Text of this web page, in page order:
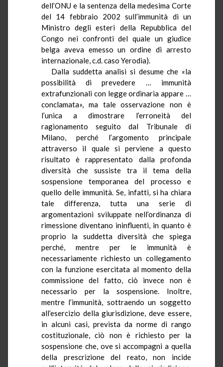
dell’ONU e la sentenza della medesima Corte
del 14 febbraio 2002 sull’immunità di un
Ministro degli esteri della Repubblica del
Congo nei confronti del quale un giudice
belga aveva emesso un ordine di arresto
internazionale, c.d. caso Yerodia).
Dalla suddetta analisi si desume che «la
possibilità di prevedere … immunità
extrafunzionali con legge ordinaria appare …
conclamata», ma tale osservazione non è
l’unica a dimostrare l’erroneità del
ragionamento seguito dal Tribunale di
Milano, perché l’argomento principale
attraverso il quale si perviene a questo
risultato è rappresentato dalla profonda
diversità che sussiste tra il tema della
sospensione temporanea del processo e
quello delle immunità. Se, infatti, si ha chiara
tale differenza, tutta una serie di
argomentazioni sviluppate nell’ordinanza di
rimessione diventano ininfluenti, in quanto è
proprio la suddetta diversità che spiega
perché, mentre per le immunità è
necessariamente richiesto un collegamento
con la funzione esercitata al momento della
commissione del fatto, ciò invece non è
necessario per la sospensione. Inoltre,
mentre l’immunità, sottraendo un soggetto
all’esercizio della giurisdizione, deve essere,
in alcuni casi, prevista da norme di rango
costituzionale, ciò non è richiesto per la
sospensione che, ove si accompagni a quella
della prescrizione del reato, non incide